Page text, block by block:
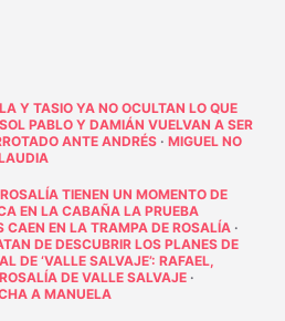
Y TASIO YA NO OCULTAN LO QUE
PABLO Y DAMIÁN VUELVAN A SER
ANTE ANDRÉS· MIGUEL NO
TIENEN UN MOMENTO DE
EN LA CABAÑA LA PRUEBA
CAEN EN LA TRAMPA DE ROSALÍA·
DE DESCUBRIR LOS PLANES DE
DE ‘VALLE SALVAJE’: RAFAEL,
DE VALLE SALVAJE·
A MANUELA